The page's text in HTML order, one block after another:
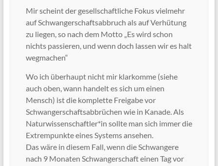
Mir scheint der gesellschaftliche Fokus vielmehr
auf Schwangerschaftsabbruch als auf Verhütung
zu liegen, so nach dem Motto „Es wird schon
nichts passieren, und wenn doch lassen wir es halt
wegmachen“
Wo ich überhaupt nicht mir klarkomme (siehe
auch oben, wann handelt es sich um einen
Mensch) ist die komplette Freigabe vor
Schwangerschaftsabbrüchen wie in Kanade. Als
Naturwissenschaftler*in sollte man sich immer die
Extrempunkte eines Systems ansehen.
Das wäre in diesem Fall, wenn die Schwangere
nach 9 Monaten Schwangerschaft einen Tag vor